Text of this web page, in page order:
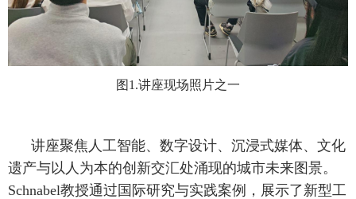
图1.讲座现场照片之一
讲座聚焦人工智能、数字设计、沉浸式媒体、文化
遗产与以人为本的创新交汇处涌现的城市未来图景。
Schnabel教授通过国际研究与实践案例，展示了新型工